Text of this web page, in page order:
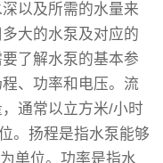
以及所需的水量来
大的水泵及对应的
了解水泵的基本参
、功率和电压。流
通常以立方米/小时
。扬程是指水泵能够
单位。功率是指水